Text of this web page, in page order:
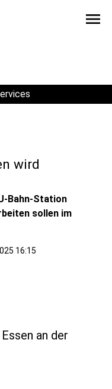
menu
wird
Bahn-Station
sollen im
16:15
an der